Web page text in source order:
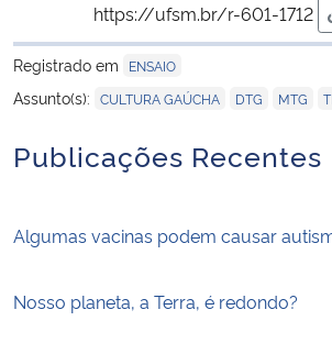
https://ufsm.br/r-601-1712
Registrado em
ENSAIO
Assunto(s): CULTURA GAÚCHA DTG MTG
Publicações Recentes
Algumas vacinas podem causar
Nosso planeta, a Terra, é redondo?